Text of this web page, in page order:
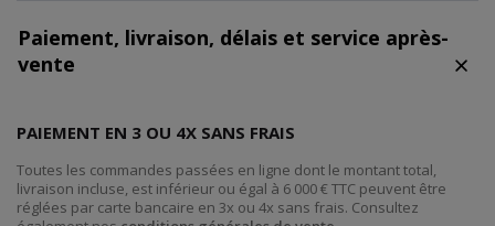
Paiement, livraison, délais et service après-
vente
PAIEMENT EN 3 OU 4X SANS FRAIS
Toutes les commandes passées en ligne dont le montant total,
livraison incluse, est inférieur ou égal à 6 000 € TTC peuvent être
réglées par carte bancaire en 3x ou 4x sans frais. Consultez